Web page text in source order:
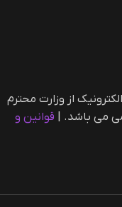
از وزارت محترم
قوانین و